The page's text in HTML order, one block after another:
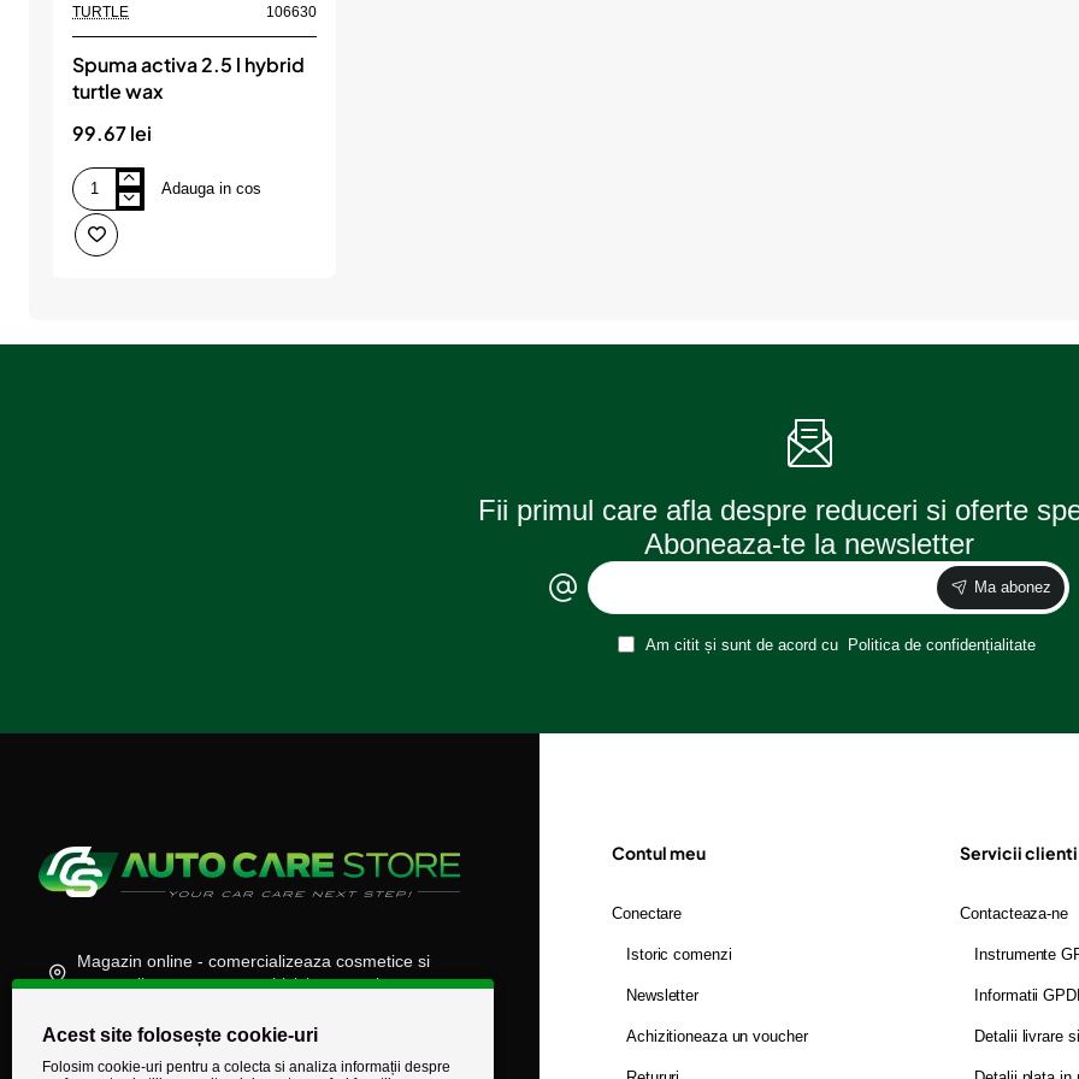
TURTLE 106630
Spuma activa 2.5 l hybrid
turtle wax
99.67 lei
Spuma
activa
2.5
Adauga in cos
Fii primul care afla despre reduceri si oferte
Aboneaza-te la newsletter
Ma abonez
Am citit și sunt de acord cu Politica de confidențialitate
Magazin online - comercializeaza cosmetice si
accesorii auto, moto, atv, biciclete, camioane
(+40) 745 848 890
comenzi@autocarestore.ro
Contul meu
Conectare
Istoric comenzi
Newsletter
Achizitioneaza un voucher
Servicii clienti
Contacteaza-ne
Instrumente
Informatii
Detalii livrare
Acest site folosește cookie-uri
Folosim cookie-uri pentru a colecta si analiza informații despre